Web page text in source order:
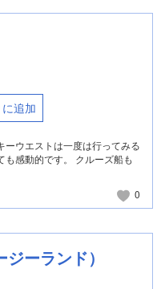
追加
ーウエストは一度は行ってみる
も感動的です。 クルーズ船も
0
ーランド）